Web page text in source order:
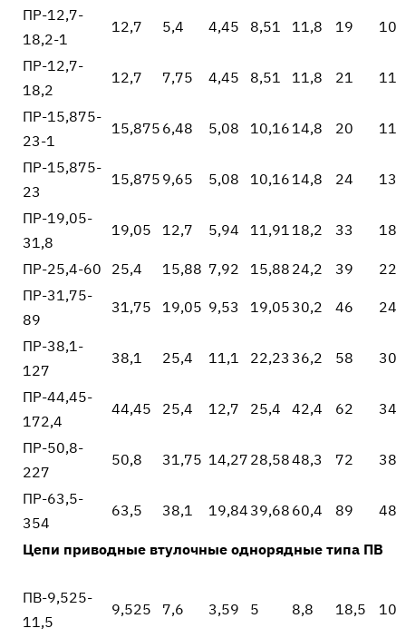
ПР-12,7-
18,2-1
12,7 5,4 4,45 8,51 11,8 19 10
ПР-12,7-
18,2
12,7 7,75 4,45 8,51 11,8 21 11
ПР-15,875-
23-1
15,875 6,48 5,08 10,16 14,8 20 11
ПР-15,875-
23
15,875 9,65 5,08 10,16 14,8 24 13
ПР-19,05-
31,8
19,05 12,7 5,94 11,91 18,2 33 18
ПР-25,4-60 25,4 15,88 7,92 15,88 24,2 39
22
ПР-31,75-
89
31,75 19,05 9,53 19,0530,2 46 24
ПР-38,1-
127
38,1 25,4 11,1 22,23 36,2 58 30
ПР-44,45-
172,4
44,45 25,4 12,7 25,4 42,4 62 34
ПР-50,8-
227
50,8 31,75 14,27 28,5848,3 72 38
ПР-63,5-
354
63,5 38,1 19,8439,68 60,4 89 48
Цепи приводные втулочные однорядные типа ПВ
ПВ-9,525-
11,5
9,525 7,6 3,59 5 8,8 18,5 10